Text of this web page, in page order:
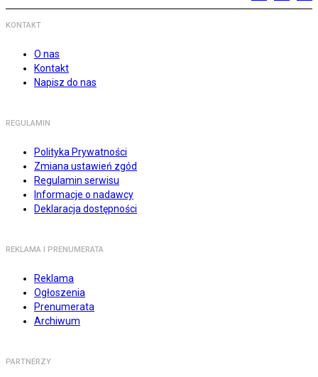
KONTAKT
O nas
Kontakt
Napisz do nas
REGULAMIN
Polityka Prywatności
Zmiana ustawień zgód
Regulamin serwisu
Informacje o nadawcy
Deklaracja dostępności
REKLAMA I PRENUMERATA
Reklama
Ogłoszenia
Prenumerata
Archiwum
PARTNERZY